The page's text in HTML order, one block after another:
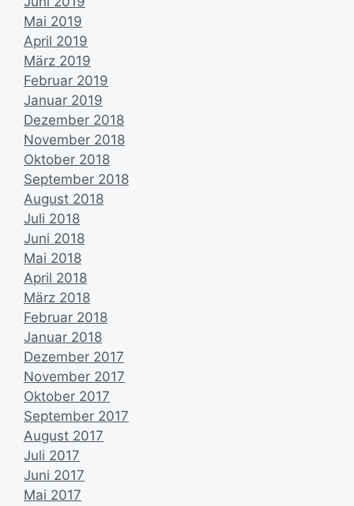
Mai 2019
April 2019
März 2019
Februar 2019
Januar 2019
Dezember 2018
November 2018
Oktober 2018
September 2018
August 2018
Juli 2018
Juni 2018
Mai 2018
April 2018
März 2018
Februar 2018
Januar 2018
Dezember 2017
November 2017
Oktober 2017
September 2017
August 2017
Juli 2017
Juni 2017
Mai 2017